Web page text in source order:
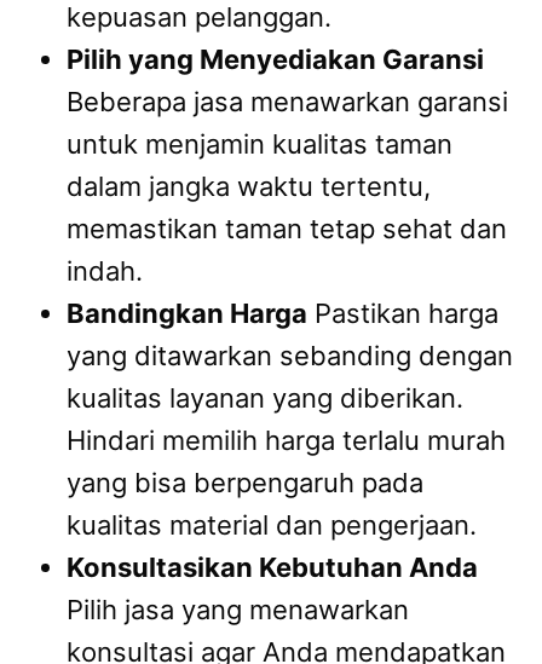
kepuasan pelanggan.
Pilih yang Menyediakan Garansi
Beberapa jasa menawarkan garansi
untuk menjamin kualitas taman
dalam jangka waktu tertentu,
memastikan taman tetap sehat dan
indah.
Bandingkan Harga Pastikan harga
yang ditawarkan sebanding dengan
kualitas layanan yang diberikan.
Hindari memilih harga terlalu murah
yang bisa berpengaruh pada
kualitas material dan pengerjaan.
Konsultasikan Kebutuhan Anda
Pilih jasa yang menawarkan
konsultasi agar Anda mendapatkan